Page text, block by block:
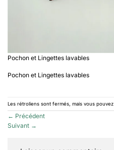
Pochon et Lingettes lavables
Pochon et Lingettes lavables
Les rétroliens sont fermés, mais vous pouvez
← Précédent
Suivant →